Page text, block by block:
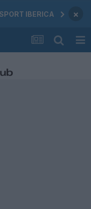
IBERICA ×